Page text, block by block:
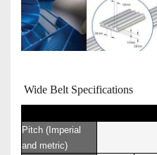
Wide Belt Specifications
Pitch (Imperial
and metric)